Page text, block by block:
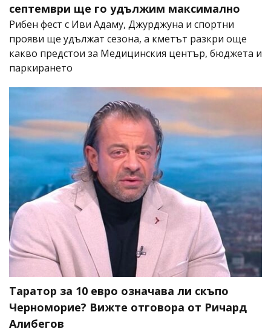
септември ще го удължим максимално
Рибен фест с Иви Адаму, Джурджуна и спортни
прояви ще удължат сезона, а кметът разкри още
какво предстои за Медицинския център, бюджета и
паркирането
Таратор за 10 евро означава ли скъпо
Черноморие? Вижте отговора от Ричард
Алибегов